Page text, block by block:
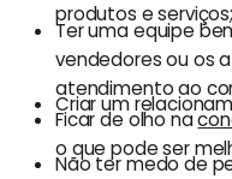
produtos e serviços;
Ter uma equipe
vendedores ou os
atendimento ao
Criar um
Ficar de olho na
o que pode ser
Não ter medo de